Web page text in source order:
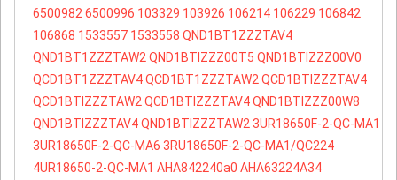
6500982 6500996 103329 103926 106214 106229 106842
106868 1533557 1533558 QND1BT1ZZZTAV4
QND1BT1ZZZTAW2 QND1BTIZZZ00T5 QND1BTIZZZ00V0
QCD1BT1ZZZTAV4QCD1BT1ZZZTAW2 QCD1BTIZZZTAV4
QCD1BTIZZZTAW2 QCD1BTIZZZTAV4QND1BTIZZZ00W8
QND1BTIZZZTAV4QND1BTIZZZTAW2 3UR18650F-2-QC-MA1
3UR18650F-2-QC-MA6 3RU18650F-2-QC-MA1/QC224
4UR18650-2-QC-MA1 AHA842240a0 AHA63224A34